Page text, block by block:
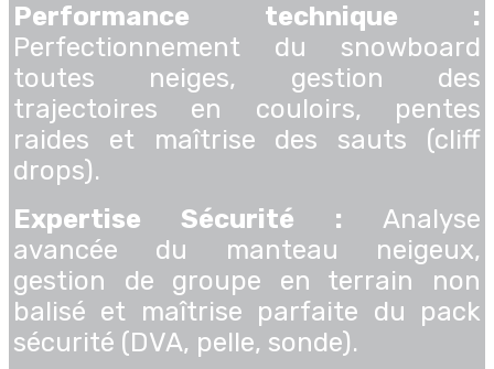
Performance technique :
Perfectionnement du snowboard
toutes neiges, gestion des
trajectoires en couloirs, pentes
raides et maîtrise des sauts (cliff
drops).
Expertise Sécurité : Analyse
avancée du manteau neigeux,
gestion de groupe en terrain non
balisé et maîtrise parfaite du pack
sécurité (DVA, pelle, sonde).